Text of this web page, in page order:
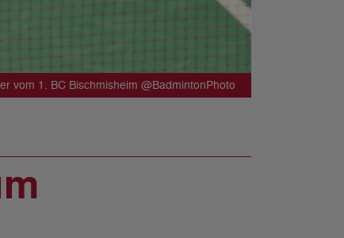
vom 1. BC Bischmisheim @BadmintonPhoto